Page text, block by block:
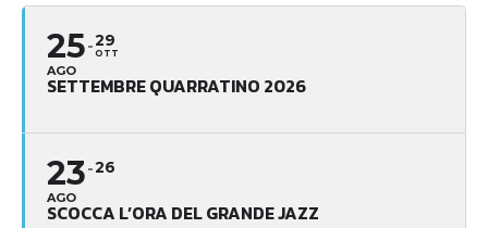
25
AGO
29
OTT
SETTEMBRE QUARRATINO 2026
23
AGO
26
SCOCCA L’ORA DEL GRANDE JAZZ